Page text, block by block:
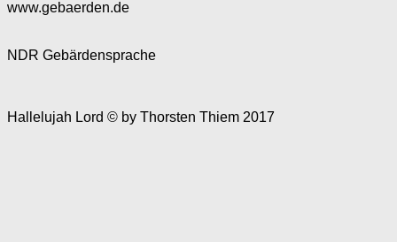
www.gebaerden.de
NDR Gebärdensprache
Hallelujah Lord © by Thorsten Thiem 2017